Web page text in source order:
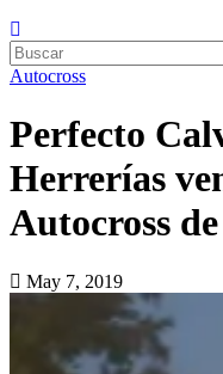
Autocross
Perfecto
Herrerías
Autocross
May 7, 2019